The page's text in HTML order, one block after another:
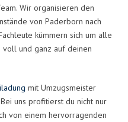
Wir organisieren den
von Paderborn nach
kümmern sich um alle
voll und ganz auf deinen
mit Umzugsmeister
uns profitierst du nicht nur
von einem hervorragenden